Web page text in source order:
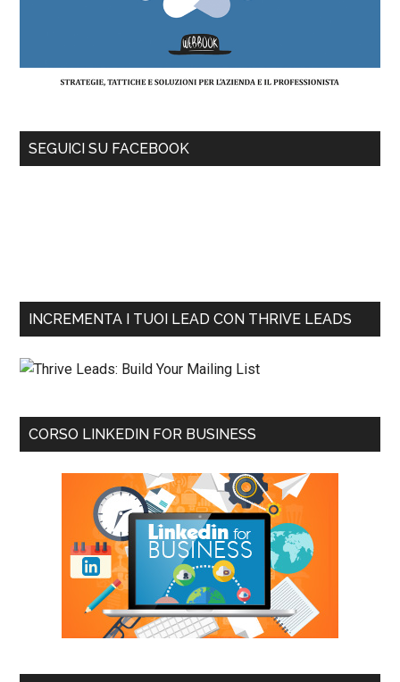
SEGUICI SU FACEBOOK
INCREMENTA I TUOI LEAD CON THRIVE LEADS
CORSO LINKEDIN FOR BUSINESS